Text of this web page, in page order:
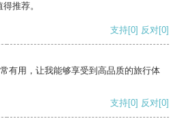
推荐。
支持[0] 反对[0]
有用，让我能够享受到高品质的旅行体
支持[0] 反对[0]